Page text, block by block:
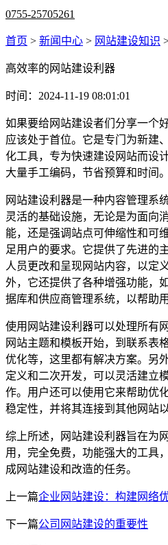
0755-25705261
首页 > 新闻中心 > 网站建设知识
高效率的网站建设利器
时间：2024-11-19 08:01:01
如果要给网站建设者们分享一个
应该处于首位。它是专门为新建
化工具，专为快速建设网站而设
大量手工编码，节省预算和时间。
网站建设利器是一种内容管理系
灵活的基础设施，无论是为面向
能，还是强调站点可伸缩性和可
足用户的要求。它提供了先进的
人员更改和呈现网站内容，以定
外，它还提供了各种增强功能，
据库和供应商管理系统，以帮助
使用网站建设利器可以处理所有
网站主题和模板开始，到联系表
优化等，这里都有解决方案。另
定义和二次开发，可以灵活建立
作。用户还可以使用它来帮助优
稳定性，并将其连接到其他网站
综上所述，网站建设利器旨在为
用，完全免费，功能强大的工具
成网站建设和改造的任务。
上一篇企业网站建设：构建网络
下一篇公司网站建设的重要性